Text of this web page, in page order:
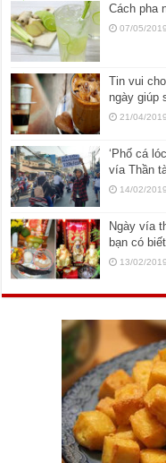
Cách pha
07/05/2019
Tin vui
ngày giúp
21/04/2019
‘Phố cá
vía Thần
14/02/2019
Ngày vía
bạn có
13/02/2019